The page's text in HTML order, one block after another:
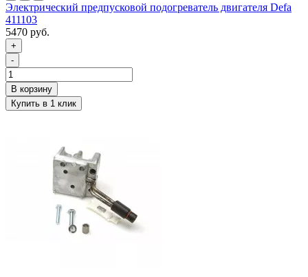
Электрический предпусковой подогреватель двигателя Defa
411103
5470 руб.
+
-